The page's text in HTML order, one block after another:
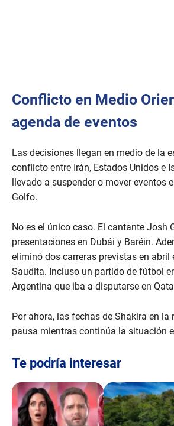
Conflicto en Medio
agenda de eventos
Las decisiones llegan en medio de la
conflicto entre Irán, Estados Unidos e
llevado a suspender o mover eventos
Golfo.
No es el único caso. El cantante Josh
presentaciones en Dubái y Baréin.
eliminó dos carreras previstas en abril
Saudita. Incluso un partido de fútbol
Argentina que iba a disputarse en
Por ahora, las fechas de Shakira en la
pausa mientras continúa la situación
Te podría interesar